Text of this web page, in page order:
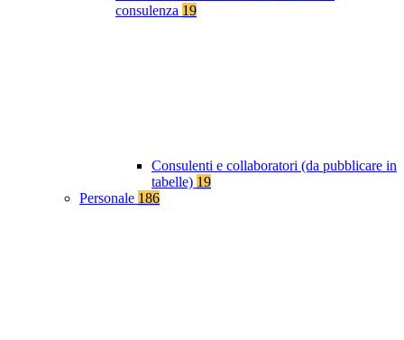
consulenza 19
Consulenti e collaboratori (da pubblicare in
tabelle) 19
Personale 186